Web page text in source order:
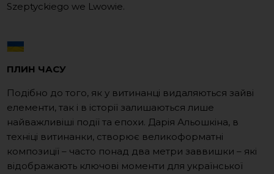
Szeptyckiego we Lwowie.
ПЛИН ЧАСУ
Подібно до того, як у витинанці видаляються зайві
елементи, так і в історії залишаються лише
найважливіші події та епохи. Дарія Альошкіна, в
техніці витинанки, створює великоформатні
композиції – часто понад два метри заввишки – які
відображають ключові моменти для української